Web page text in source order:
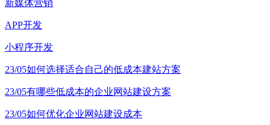
新媒体营销
APP开发
小程序开发
23/05如何选择适合自己的低成本建站方案
23/05有哪些低成本的企业网站建设方案
23/05如何优化企业网站建设成本